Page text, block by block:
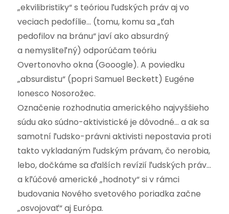
„ekvilibristiky“ s teóriou ľudských práv aj vo
veciach pedofílie… (tomu, komu sa „ťah
pedofilov na bránu“ javí ako absurdný
a nemysliteľný) odporúčam teóriu
Overtonovho okna (Gooogle). A poviedku
„absurdistu“ (popri Samuel Beckett) Eugéne
Ionesco Nosorožec.
Označenie rozhodnutia amerického najvyššieho
súdu ako súdno-aktivistické je dôvodné… a ak sa
samotní ľudsko-právni aktivisti nepostavia proti
takto vykladaným ľudským právam, čo nerobia,
lebo, dočkáme sa ďalších revízií ľudských práv…
a kľúčové americké „hodnoty“ si v rámci
budovania Nového svetového poriadka začne
„osvojovať“ aj Európa.